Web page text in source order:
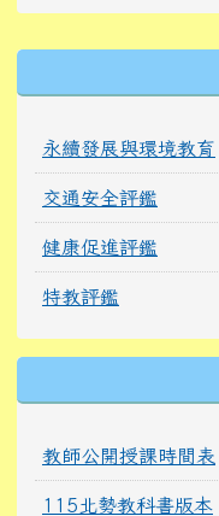
永續發展與環境教育
交通安全評鑑
健康促進評鑑
特教評鑑
教師公開授課時間表
115北勢教科書版本